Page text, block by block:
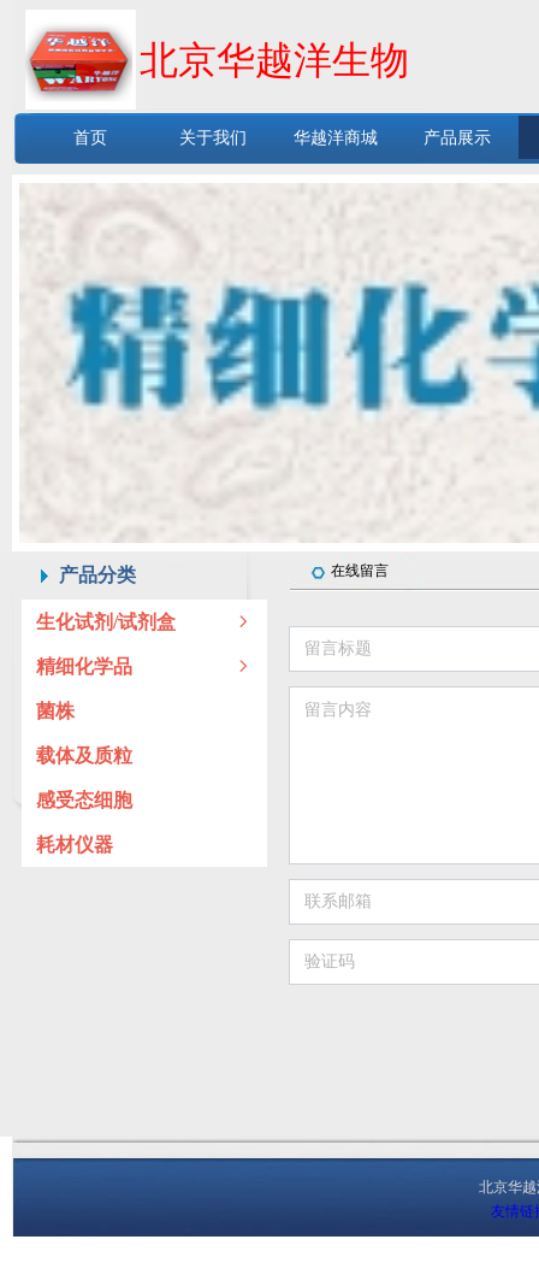
北京华越洋生物
首页 关于我们 华越洋商城 产品展示
在线留言
产品分类
ꁇ
生化试剂/试剂盒
ꁇ
精细化学品
菌株
载体及质粒
感受态细胞
耗材仪器
北京华
友情链